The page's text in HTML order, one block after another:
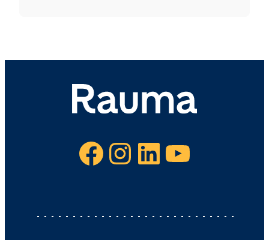
Facebook Instagram LinkedIn YouTube